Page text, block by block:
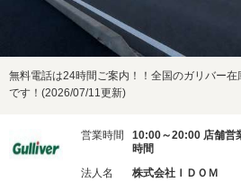
無料電話は24時間ご案内！！全国のガリバー
です！(2026/07/11更新)
営業時間
10:00～20:00 店舗営
時間
法人名
株式会社ＩＤＯＭ